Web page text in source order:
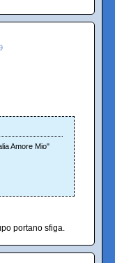
Amore Mio"
portano sfiga.